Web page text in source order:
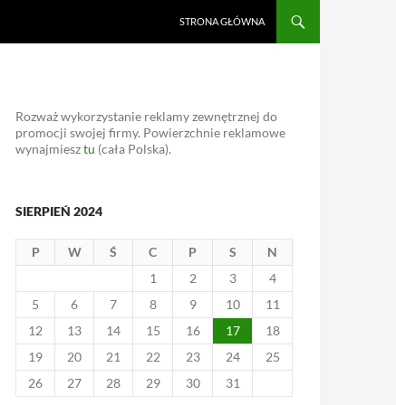
STRONA GŁÓWNA
Rozważ wykorzystanie reklamy zewnętrznej do
promocji swojej firmy. Powierzchnie reklamowe
wynajmiesztu (cała Polska).
SIERPIEŃ 2024
P W Ś C P S
N
1
2 3
4
5
6 7 8 9 10
11
12
13 14 15 16 17
18
19
20 21 22 23 24
25
26
27 28 29 30 31